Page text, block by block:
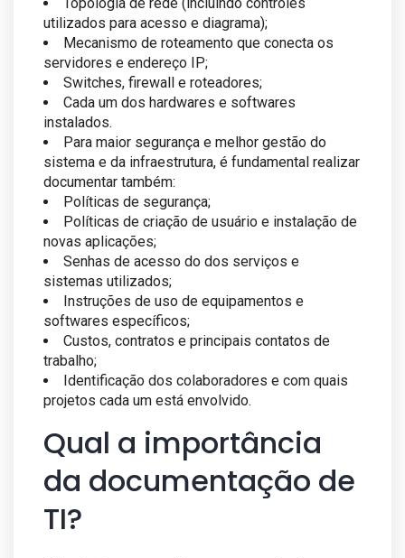
utilizados para acesso e diagrama);
Mecanismo de roteamento que conecta os
servidores e endereço IP;
Switches, firewall e roteadores;
Cada um dos hardwares e softwares
instalados.
Para maior segurança e melhor gestão do
sistema e da infraestrutura, é fundamental realizar
documentar também:
Políticas de segurança;
Políticas de criação de usuário e instalação de
novas aplicações;
Senhas de acesso do dos serviços e
sistemas utilizados;
Instruções de uso de equipamentos e
softwares específicos;
Custos, contratos e principais contatos de
trabalho;
Identificação dos colaboradores e com quais
projetos cada um está envolvido.
Qual a importância
da documentação de
TI?